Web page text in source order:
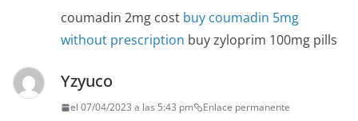
coumadin 2mg cost buy coumadin 5mg
without prescription buy zyloprim 100mg pills
Yzyuco
el 07/04/2023 a las 5:43 pm Enlace permanente